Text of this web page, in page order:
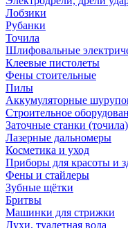
Лобзики
Рубанки
Точила
Шлифовальные
Клеевые пистолеты
Фены стоительные
Пилы
Аккумуляторные
Строительное
Заточные станки (точила)
Лазерные дальномеры
Косметика и уход
Приборы для красоты и
Фены и стайлеры
Зубные щётки
Бритвы
Машинки для стрижки
Духи, туалетная вода